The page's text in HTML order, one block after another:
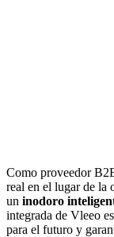
Como proveedor
real en el lugar de la
un inodoro
integrada de Vleeo
para el futuro y